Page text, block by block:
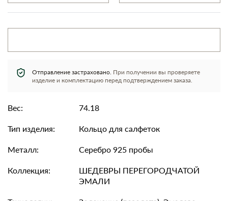
Отправление застраховано. При получении вы проверяете
изделие и комплектацию перед подтверждением заказа.
Вес:
74.18
Тип изделия:
Кольцо для салфеток
Металл:
Серебро 925 пробы
Коллекция:
ШЕДЕВРЫ ПЕРЕГОРОДЧАТОЙ
ЭМАЛИ